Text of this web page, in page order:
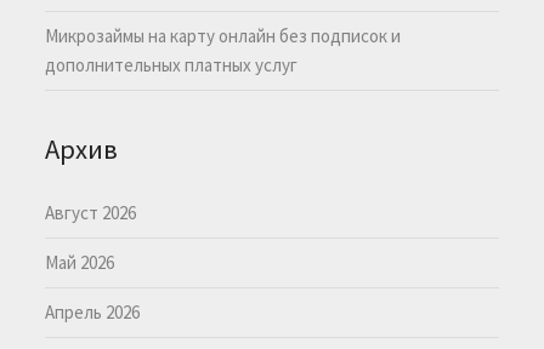
Микрозаймы на карту онлайн без подписок и
дополнительных платных услуг
Архив
Август 2026
Май 2026
Апрель 2026